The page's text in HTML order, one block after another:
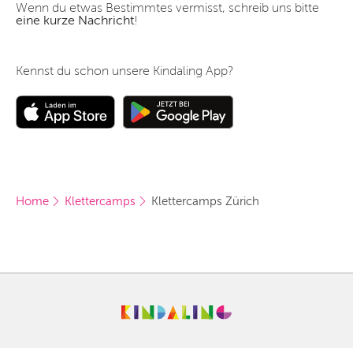
ANDERE
REGIONEN
Wenn du etwas Bestimmtes vermisst, schreib uns bitte
eine kurze Nachricht!
Kennst du schon unsere Kindaling App?
Home Klettercamps Klettercamps Zürich